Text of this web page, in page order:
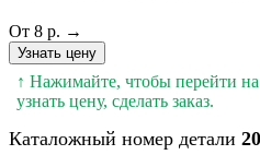
От 8 р. →
Узнать цену
↑ Нажимайте, чтобы перейти на
узнать цену, сделать заказ.
Каталожный номер детали